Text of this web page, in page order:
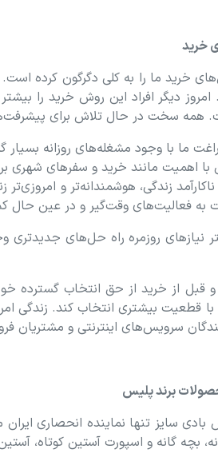
خرید
خرید ما را به کلی دگرگون کرده است.
دیگر افراد این روش خرید را
همه سخت در حال تلاش برای
ما با وجود مشغله‏‌های روزانه
اهمیت مانند خرید و سفرهای شهری
زندگی، هوشمندانه‏‌تر و
به فعالیت‌‏‏‏های وقت‌گیر و در عین حال
نیازهای روزمره راه‏ حل‏‏‏‌های جدیدتری
قبل از خرید از حق انتخاب گسترده
قطعیت بیشتری انتخاب کند. زندگی
سرویس‌های اینترنتی و مشتریان
برند پلیس
بادی سایز تنها نماینده انحصاری
بچه گانه و اسپورت آستین کوتاه،